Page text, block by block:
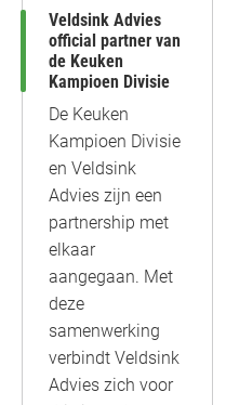
Veldsink Advies
official partner van
de Keuken
Kampioen Divisie
De Keuken
Kampioen Divisie
en Veldsink
Advies zijn een
partnership met
elkaar
aangegaan. Met
deze
samenwerking
verbindt Veldsink
Advies zich voor